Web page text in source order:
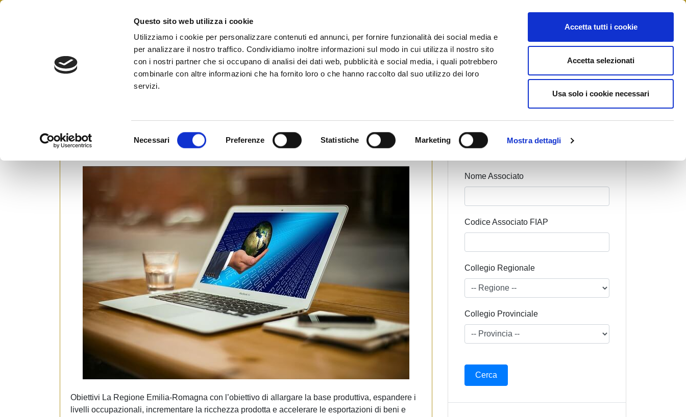
Questo sito web utilizza i cookie
Utilizziamo i cookie per personalizzare contenuti ed annunci, per fornire funzionalità dei social media e
per analizzare il nostro traffico. Condividiamo inoltre informazioni sul modo in cui utilizza il nostro sito
con i nostri partner che si occupano di analisi dei dati web, pubblicità e social media, i quali potrebbero
combinarle con altre informazioni che ha fornito loro o che hanno raccolto dal suo utilizzo dei loro
servizi.
e
c
o
s
e
s
Necessari Preferenze Statistiche Marketing Mostra dettagli
Accetta tutti i cookie
Accetta selezionati
Usa solo i cookie necessari
Skip
Federazione Italiana Agenti Immobiliari Professionali
Fiaip Donna
promozione
Obiettivi La Regione Emilia-Romagna con l’obiettivo di allargare la base produttiva, espandere i
livelli occupazionali, incrementare la ricchezza prodotta e accelerare le esportazioni di beni e
Cognome Associato
Nome Associato
Codice Associato FIAP
Collegio Regionale
Collegio Provinciale